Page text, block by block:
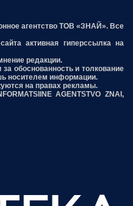
агентство ТОВ «ЗНАЙ». Все
активная гиперссылка на
редакции.
за обоснованность и толкование
носителем информации.
на правах рекламы.
AGENTSTVO ZNAI,